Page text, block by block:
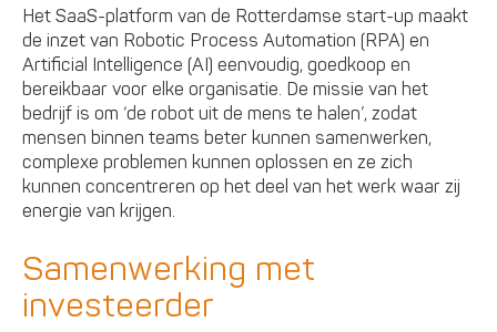
Het SaaS-platform van de Rotterdamse start-up maakt
de inzet van Robotic Process Automation (RPA) en
Artificial Intelligence (AI) eenvoudig, goedkoop en
bereikbaar voor elke organisatie. De missie van het
bedrijf is om ‘de robot uit de mens te halen’, zodat
mensen binnen teams beter kunnen samenwerken,
complexe problemen kunnen oplossen en ze zich
kunnen concentreren op het deel van het werk waar zij
energie van krijgen.
Samenwerking met
investeerder